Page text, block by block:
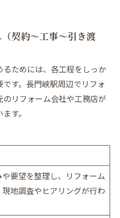
契約〜工事〜引き渡
ためには、各工程をしっか
す。長門峡駅周辺でリフォ
リフォーム会社や工務店が
す。
要望を整理し、リフォーム
地調査やヒアリングが行わ